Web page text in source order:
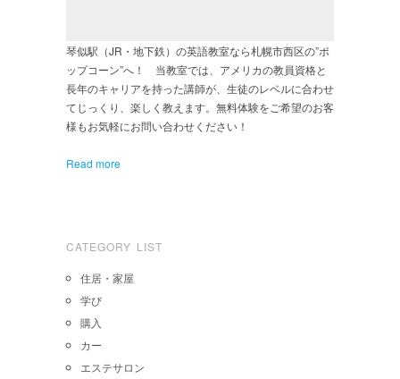
琴似駅（JR・地下鉄）の英語教室なら札幌市西区の”ポ
ップコーン”へ！ 当教室では、アメリカの教員資格と
長年のキャリアを持った講師が、生徒のレベルに合わせ
てじっくり、楽しく教えます。無料体験をご希望のお客
様もお気軽にお問い合わせください！
Read more
CATEGORY LIST
住居・家屋
学び
購入
カー
エステサロン